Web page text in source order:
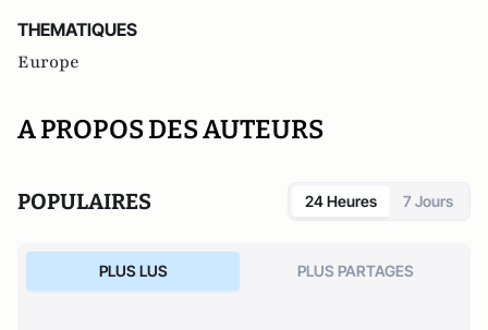
THEMATIQUES
Europe
A PROPOS DES AUTEURS
POPULAIRES 24 Heures 7 Jours
PLUS LUS PLUS PARTAGES